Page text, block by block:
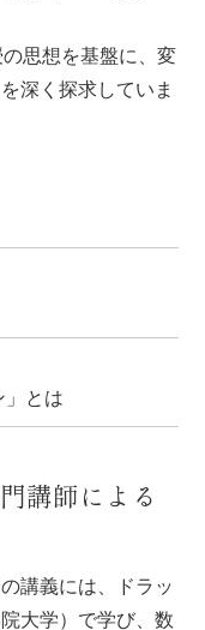
思想を基盤に、変
深く探求していま
」とは
講師による
講義には、ドラッ
大学）で学び、数